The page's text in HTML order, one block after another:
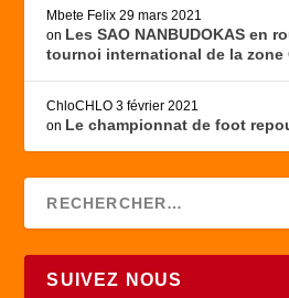
Mbete Felix 29 mars 2021
on Les SAO NANBUDOKAS en
tournoi international de la zone
ChloCHLO 3 février 2021
on Le championnat de foot
SUIVEZ NOUS